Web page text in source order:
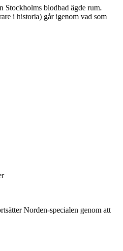
Stockholms blodbad ägde rum.
i historia) går igenom vad som
Norden-specialen genom att